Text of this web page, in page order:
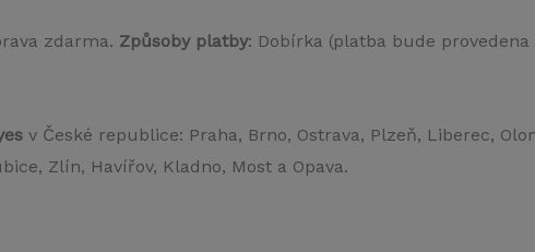
zdarma. Způsoby platby: Dobírka (platba bude
v České republice: Praha, Brno, Ostrava, Plzeň, Liberec,
Zlín, Havířov, Kladno, Most a Opava.